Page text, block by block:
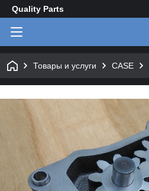
Quality Parts
Товары и услуги CASE